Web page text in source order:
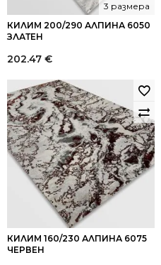
КИЛИМ 200/290 АЛПИНА 6050
ЗЛАТЕН
3 размера
202.47 €
КИЛИМ 160/230 АЛПИНА 6075
ЧЕРВЕН